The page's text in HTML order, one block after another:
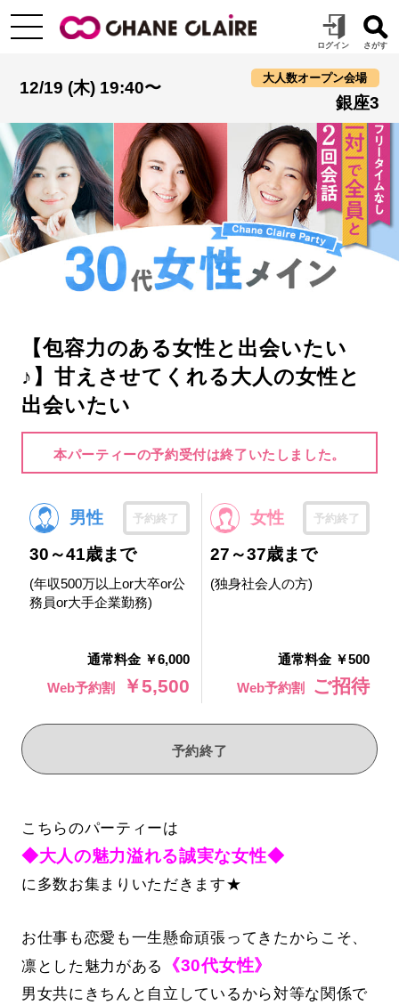
12/19 (木) 19:40〜
大人数オープン会場
銀座3
【包容力のある女性と出会いたい
♪】甘えさせてくれる大人の女性と
出会いたい
本パーティーの予約受付は終了いたしました。
男性 予約終了
30～41歳まで
(年収500万以上or大卒or公
務員or大手企業勤務)
通常料金 ￥6,000
Web予約割
￥5,500
女性 予約終了
27～37歳まで
(独身社会人の方)
通常料金 ￥500
Web予約割
ご招待
予約終了
こちらのパーティーは
◆大人の魅力溢れる誠実な女性◆
に多数お集まりいただきます★
お仕事も恋愛も一生懸命頑張ってきたからこそ、
凛とした魅力がある
《30代女性》
男女共にきちんと自立しているから対等な関係で